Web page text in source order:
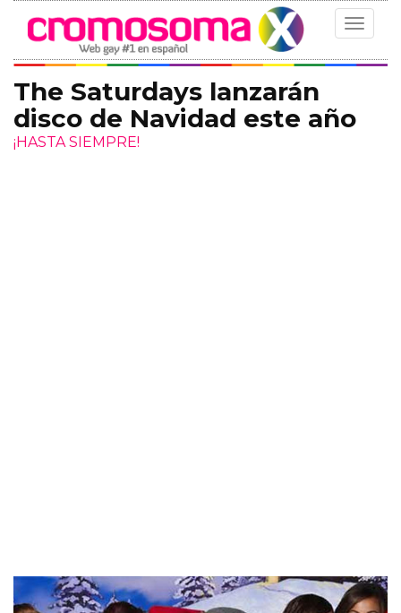
Toggle
The Saturdays lanzarán
disco de Navidad este año
¡HASTA SIEMPRE!